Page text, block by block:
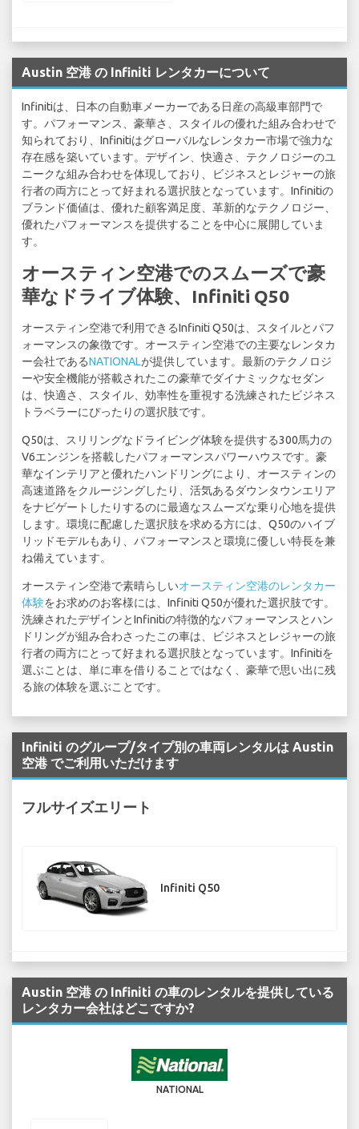
Austin 空港 の Infiniti レンタカーについて
Infinitiは、日本の自動車メーカーである日産の高級車部門で
す。パフォーマンス、豪華さ、スタイルの優れた組み合わせで
知られており、Infinitiはグローバルなレンタカー市場で強力な
存在感を築いています。デザイン、快適さ、テクノロジーのユ
ニークな組み合わせを体現しており、ビジネスとレジャーの旅
行者の両方にとって好まれる選択肢となっています。Infinitiの
ブランド価値は、優れた顧客満足度、革新的なテクノロジー、
優れたパフォーマンスを提供することを中心に展開していま
す。
オースティン空港でのスムーズで豪
華なドライブ体験、Infiniti Q50
オースティン空港で利用できるInfiniti Q50は、スタイルとパフ
ォーマンスの象徴です。オースティン空港での主要なレンタカ
ー会社であるNATIONALが提供しています。最新のテクノロジ
ーや安全機能が搭載されたこの豪華でダイナミックなセダン
は、快適さ、スタイル、効率性を重視する洗練されたビジネス
トラベラーにぴったりの選択肢です。
Q50は、スリリングなドライビング体験を提供する300馬力の
V6エンジンを搭載したパフォーマンスパワーハウスです。豪
華なインテリアと優れたハンドリングにより、オースティンの
高速道路をクルージングしたり、活気あるダウンタウンエリア
をナビゲートしたりするのに最適なスムーズな乗り心地を提供
します。環境に配慮した選択肢を求める方には、Q50のハイブ
リッドモデルもあり、パフォーマンスと環境に優しい特長を兼
ね備えています。
オースティン空港で素晴らしいオースティン空港のレンタカー
体験をお求めのお客様には、Infiniti Q50が優れた選択肢です。
洗練されたデザインとInfinitiの特徴的なパフォーマンスとハン
ドリングが組み合わさったこの車は、ビジネスとレジャーの旅
行者の両方にとって好まれる選択肢となっています。Infinitiを
選ぶことは、単に車を借りることではなく、豪華で思い出に残
る旅の体験を選ぶことです。
Infiniti のグループ/タイプ別の車両レンタルは Austin
空港 でご利用いただけます
フルサイズエリート
Infiniti Q50
Austin 空港 の Infiniti の車のレンタルを提供している
レンタカー会社はどこですか?
NATIONAL